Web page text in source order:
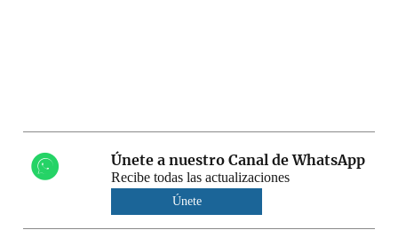
Únete a nuestro Canal de WhatsApp
Recibe todas las actualizaciones
Únete